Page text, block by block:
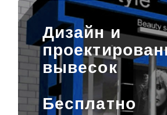
Дизайн и
вывесок
Бесплатно